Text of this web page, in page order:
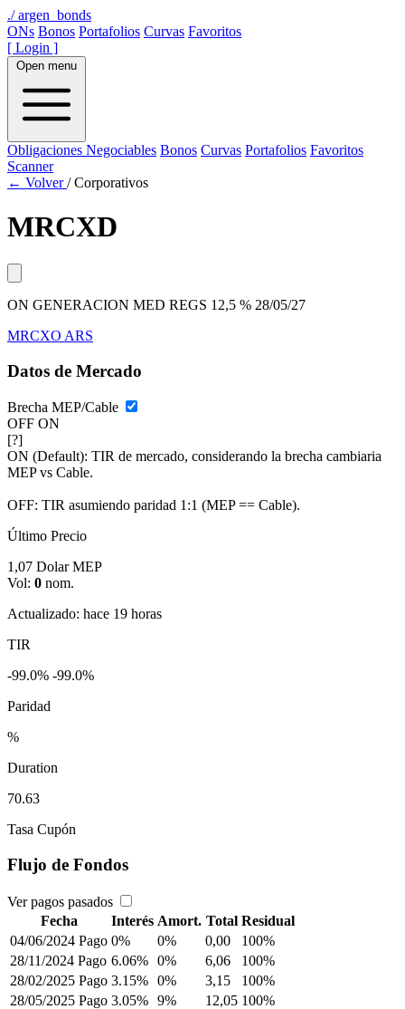
./argen_bonds
ONs Bonos Portafolios Curvas Favoritos
[ Login ]
Open menu
Obligaciones Negociables Bonos Curvas Portafolios Favoritos
Scanner
← Volver/ Corporativos
MRCXD
ON GENERACION MED REGS 12,5 % 28/05/27
MRCXO ARS
Datos de Mercado
Brecha MEP/Cable
OFF ON
[?]
ON (Default): TIR de mercado, considerando la brecha cambiaria
MEP vs Cable.
OFF: TIR asumiendo paridad 1:1 (MEP == Cable).
Último Precio
1,07 Dolar MEP
Vol: 0 nom.
Actualizado: hace 19 horas
TIR
-99.0% -99.0%
Paridad
%
Duration
70.63
Tasa Cupón
Flujo de Fondos
Ver pagos pasados
Fecha
Interés Amort. Total Residual
04/06/2024 Pago 0% 0% 0,00
100%
28/11/2024 Pago 6.06% 0% 6,06
100%
28/02/2025 Pago 3.15% 0% 3,15
100%
28/05/2025 Pago 3.05% 9% 12,05 100%